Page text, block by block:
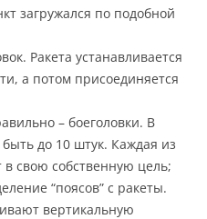
загружался по подобной
Ракета устанавливается
а потом присоединяется
– боеголовки. В
до 10 штук. Каждая из
в свою собственную цель;
“поясов” с ракеты.
вертикальную